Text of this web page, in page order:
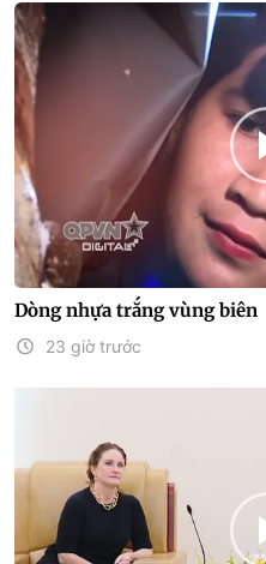
Dòng nhựa trắng vùng biên
23 giờ trước